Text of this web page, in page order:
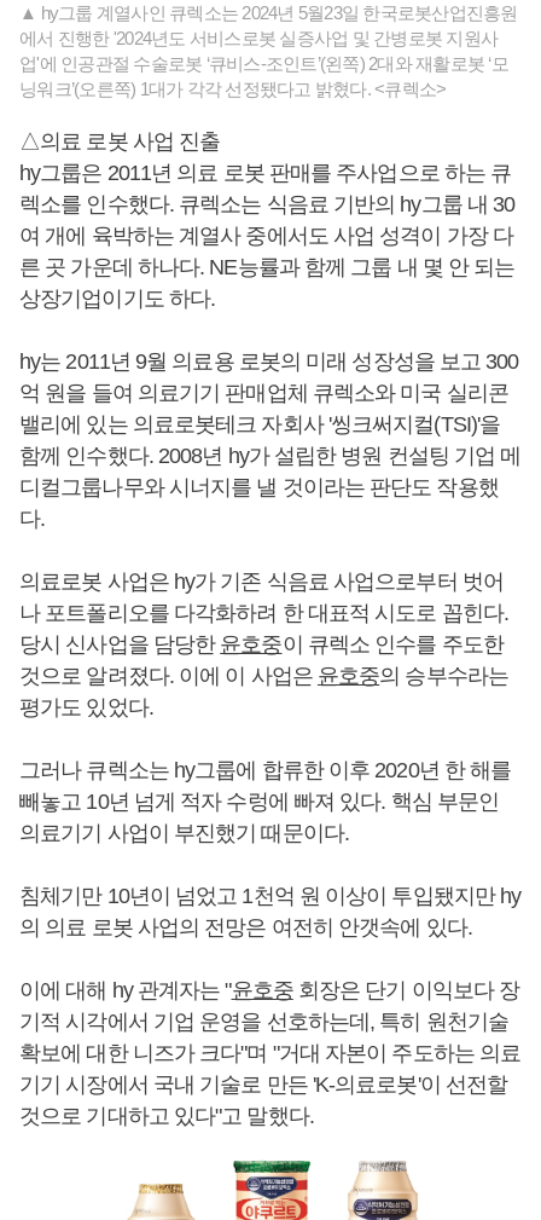
▲ hy그룹 계열사인 큐렉소는 2024년 5월23일 한국로봇산업진흥원
에서 진행한 '2024년도 서비스로봇 실증사업 및 간병로봇 지원사
업'에 인공관절 수술로봇 ‘큐비스-조인트’(왼쪽) 2대와 재활로봇 ‘모
닝워크’(오른쪽) 1대가 각각 선정됐다고 밝혔다. <큐렉소>
△의료 로봇 사업 진출
hy그룹은 2011년 의료 로봇 판매를 주사업으로 하는 큐
렉소를 인수했다. 큐렉소는 식음료 기반의 hy그룹 내 30
여 개에 육박하는 계열사 중에서도 사업 성격이 가장 다
른 곳 가운데 하나다. NE능률과 함께 그룹 내 몇 안 되는
상장기업이기도 하다.
hy는 2011년 9월 의료용 로봇의 미래 성장성을 보고 300
억 원을 들여 의료기기 판매업체 큐렉소와 미국 실리콘
밸리에 있는 의료로봇테크 자회사 '씽크써지컬(TSI)'을
함께 인수했다. 2008년 hy가 설립한 병원 컨설팅 기업 메
디컬그룹나무와 시너지를 낼 것이라는 판단도 작용했
다.
의료로봇 사업은 hy가 기존 식음료 사업으로부터 벗어
나 포트폴리오를 다각화하려 한 대표적 시도로 꼽힌다.
당시 신사업을 담당한 윤호중이 큐렉소 인수를 주도한
것으로 알려졌다. 이에 이 사업은 윤호중의 승부수라는
평가도 있었다.
그러나 큐렉소는 hy그룹에 합류한 이후 2020년 한 해를
빼놓고 10년 넘게 적자 수렁에 빠져 있다. 핵심 부문인
의료기기 사업이 부진했기 때문이다.
침체기만 10년이 넘었고 1천억 원 이상이 투입됐지만 hy
의 의료 로봇 사업의 전망은 여전히 안갯속에 있다.
이에 대해 hy 관계자는 "윤호중회장은 단기 이익보다 장
기적 시각에서 기업 운영을 선호하는데, 특히 원천기술
확보에 대한 니즈가 크다"며 "거대 자본이 주도하는 의료
기기 시장에서 국내 기술로 만든 'K-의료로봇'이 선전할
것으로 기대하고 있다"고 말했다.